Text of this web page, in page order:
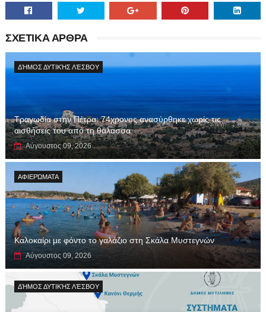
ΣΧΕΤΙΚΑ ΑΡΘΡΑ
ΔΉΜΟΣ ΔΥΤΙΚΉΣ ΛΈΣΒΟΥ
Τραγωδία στην Πέτρα: 74χρονος ανασύρθηκε χωρίς τις
αισθήσεις του από τη θάλασσα
Αύγουστος 09, 2026
ΑΦΙΕΡΏΜΑΤΑ
Καλοκαίρι με φόντο το γαλάζιο στη Σκάλα Μυστεγνών
Αύγουστος 09, 2026
ΔΉΜΟΣ ΔΥΤΙΚΉΣ ΛΈΣΒΟΥ